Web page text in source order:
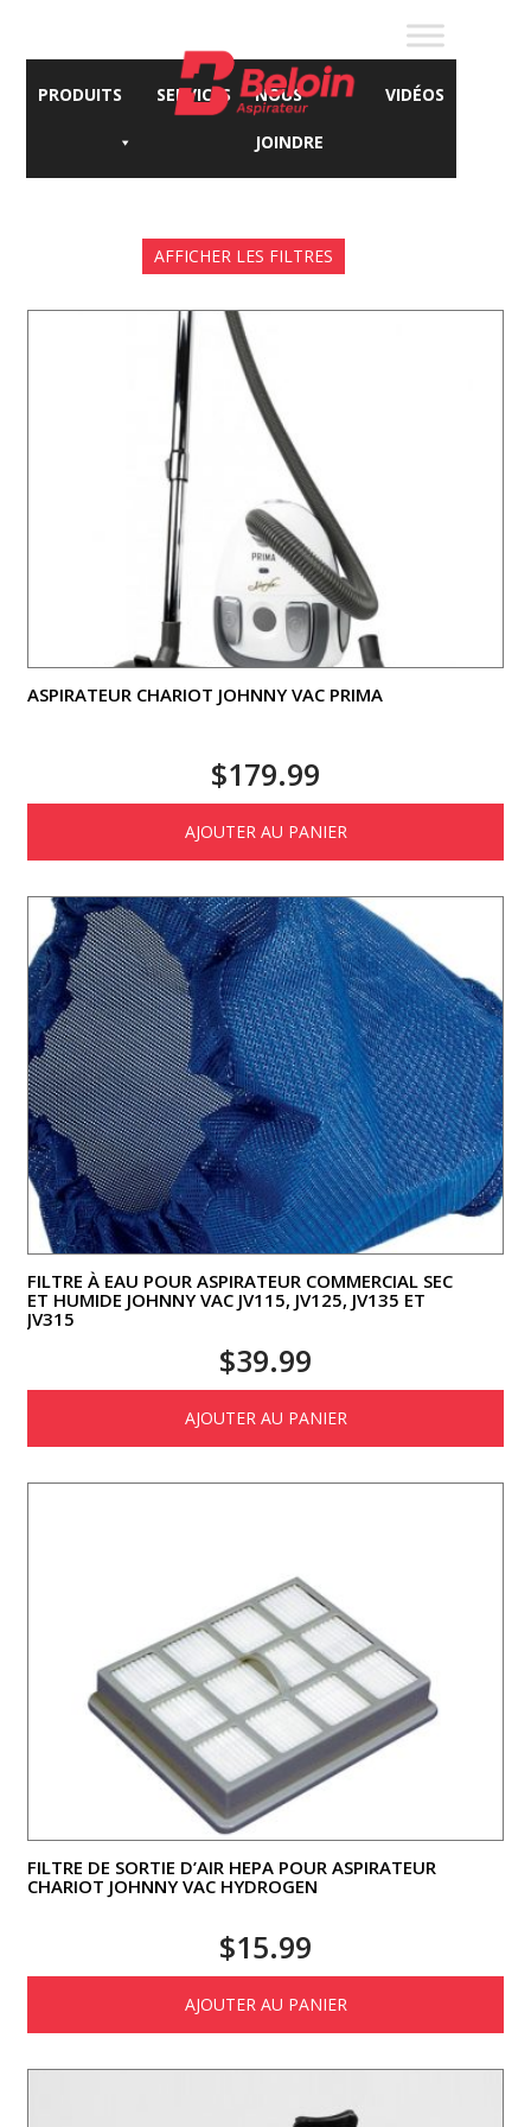
PRODUITS SERVICES NOUS
JOINDRE
VIDÉOS
AFFICHER LES FILTRES
ASPIRATEUR CHARIOT JOHNNY VAC PRIMA
$179.99
AJOUTER AU PANIER
FILTRE À EAU POUR ASPIRATEUR COMMERCIAL SEC
ET HUMIDE JOHNNY VAC JV115, JV125, JV135 ET
JV315
$39.99
AJOUTER AU PANIER
FILTRE DE SORTIE D’AIR HEPA POUR ASPIRATEUR
CHARIOT JOHNNY VAC HYDROGEN
$15.99
AJOUTER AU PANIER